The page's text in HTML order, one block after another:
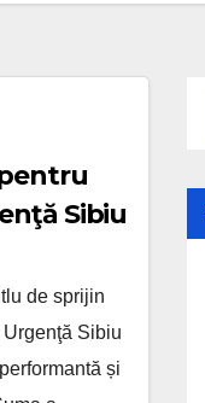
Sibiu
de sprijin
Sibiu
și